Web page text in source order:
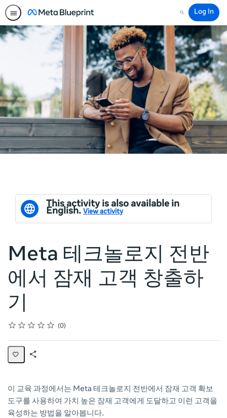
Search
Log In
This activity is also available in
English. View activity
Meta 테크놀로지 전반
에서 잠재 고객 창출하
기
Rating
1 star
2 stars
3 stars
4 stars
5 stars
Average rating: 0 0
No reviews
이 교육 과정에서는 Meta 테크놀로지 전반에서 잠재 고객 확보
도구를 사용하여 가치 높은 잠재 고객에게 도달하고 이런 고객을
육성하는 방법을 알아봅니다.